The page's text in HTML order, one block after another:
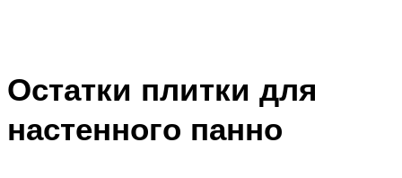
Остатки плитки для
настенного панно